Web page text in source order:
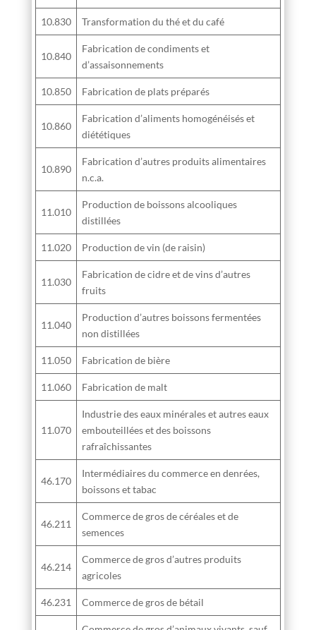
10.830 Transformation du thé et du café
10.840
Fabrication de condiments et
d’assaisonnements
10.850 Fabrication de plats préparés
10.860
Fabrication d’aliments homogénéisés et
diététiques
10.890
Fabrication d’autres produits alimentaires
n.c.a.
11.010
Production de boissons alcooliques
distillées
11.020 Production de vin (de raisin)
11.030
Fabrication de cidre et de vins d’autres
fruits
11.040
Production d’autres boissons fermentées
non distillées
11.050 Fabrication de bière
11.060 Fabrication de malt
11.070
Industrie des eaux minérales et autres eaux
embouteillées et des boissons
rafraîchissantes
46.170
Intermédiaires du commerce en denrées,
boissons et tabac
46.211
Commerce de gros de céréales et de
semences
46.214
Commerce de gros d’autres produits
agricoles
46.231 Commerce de gros de bétail